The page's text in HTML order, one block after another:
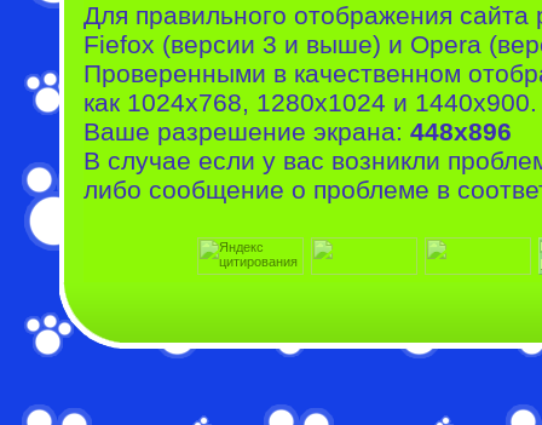
Для правильного отображения
Fiefox (версии 3 и выше) и Opera
Проверенными в качественном
как 1024x768, 1280x1024 и 1440x900.
Ваше разрешение экрана: 448x896
В случае если у вас возникли
либо сообщение о проблеме в